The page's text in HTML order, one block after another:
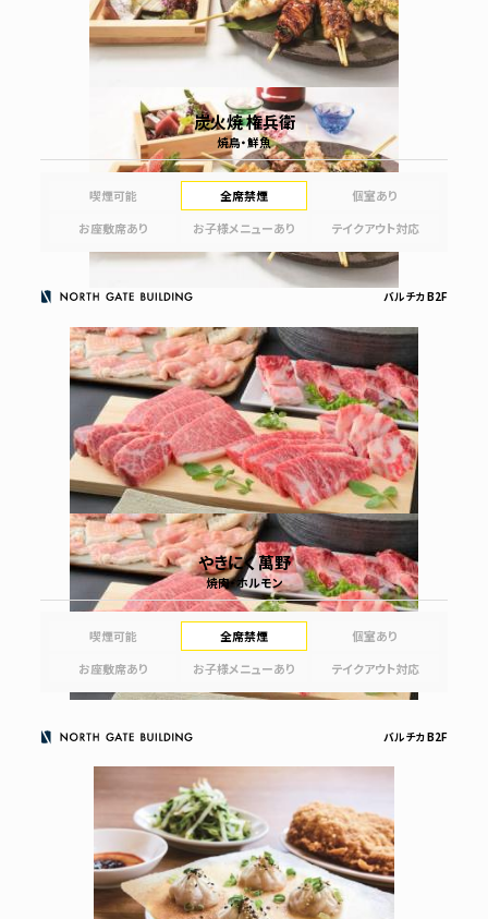
炭火焼 権兵衛
焼鳥・鮮魚
喫煙可能 全席禁煙
個室あり
お座敷席あり
お子様メニューあり テイクアウト対応
バルチカ B2F
やきにく 萬野
焼肉・ホルモン
喫煙可能 全席禁煙
個室あり
お座敷席あり
お子様メニューあり テイクアウト対応
バルチカ B2F